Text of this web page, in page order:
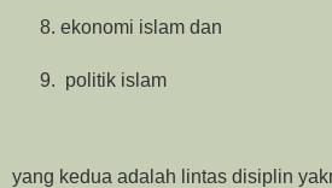
ekonomi islam dan
politik islam
yang kedua adalah lintas disiplin